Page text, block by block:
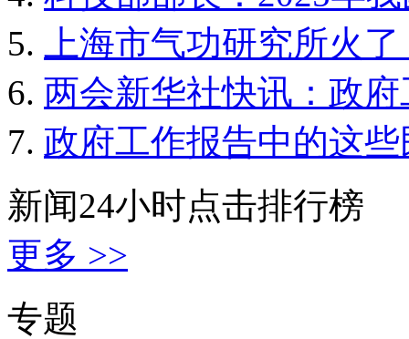
上海市气功研究所火
两会新华社快讯：政
政府工作报告中的这
新闻24小时点击排行榜
更多 >>
专题